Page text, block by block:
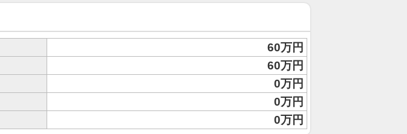
60万円
60万円
0万円
0万円
0万円